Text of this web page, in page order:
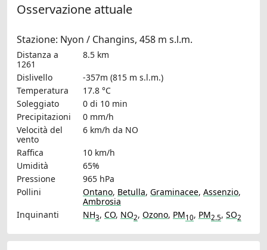
Osservazione attuale
Stazione: Nyon / Changins, 458 m s.l.m.
Distanza a
1261
8.5 km
Dislivello
-357m (815 m s.l.m.)
Temperatura
17.8 °C
Soleggiato
0 di 10 min
Precipitazioni
0 mm/h
Velocità del
vento
6 km/h da NO
Raffica
10 km/h
Umidità
65%
Pressione
965 hPa
Pollini
Ontano, Betulla, Graminacee, Assenzio,
Ambrosia
Inquinanti
NH3, CO, NO2, Ozono, PM10, PM2.5, SO2